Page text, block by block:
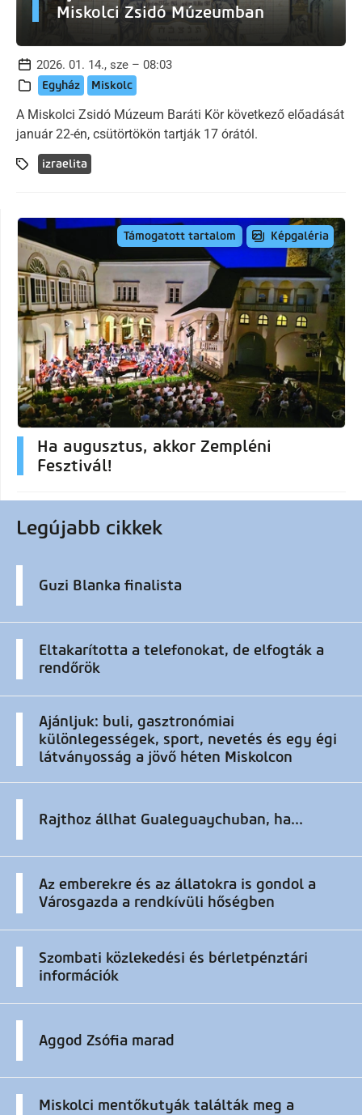
Miskolci Zsidó Múzeumban
2026. 01. 14., sze – 08:03
Egyház Miskolc
A Miskolci Zsidó Múzeum Baráti Kör következő előadását
január 22-én, csütörtökön tartják 17 órától.
izraelita
Támogatott tartalom Képgaléria
Ha augusztus, akkor Zempléni
Fesztivál!
Legújabb cikkek
Guzi Blanka finalista
Eltakarította a telefonokat, de elfogták a
rendőrök
Ajánljuk: buli, gasztronómiai
különlegességek, sport, nevetés és egy égi
látványosság a jövő héten Miskolcon
Rajthoz állhat Gualeguaychuban, ha...
Az emberekre és az állatokra is gondol a
Városgazda a rendkívüli hőségben
Szombati közlekedési és bérletpénztári
információk
Aggod Zsófia marad
Miskolci mentőkutyák találták meg a